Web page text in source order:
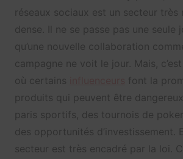
réseaux sociaux est un secteur
dense. Il ne se passe pas une seule
qu’une nouvelle collaboration
campagne ne voit le jour. Mais,
où certains
font la
produits qui peuvent être
paris sportifs, des tournois de
des opportunités d’investissement.
secteur est très encadré par la loi.